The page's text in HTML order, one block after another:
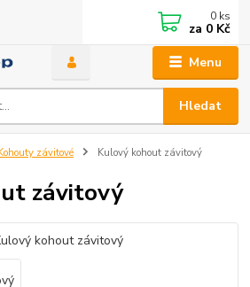
Menu
Hledat
0 ks
za 0 Kč
závitové Kulový kohout závitový
závitový